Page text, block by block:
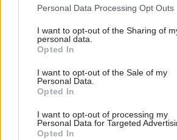
Please note that this website/app uses
not limited to your visit or usage
grant or deny consent to Google and its
use your data for below specified
consent section.
Personal Data Processing Opt Outs
I want to opt-out of the Sharing of
personal data.
Opted In
I want to opt-out of the Sale of my
Personal Data.
Opted In
I want to opt-out of processing my
Personal Data for Targeted
Opted In
Inšpirácie
predsieň,sklo,biela